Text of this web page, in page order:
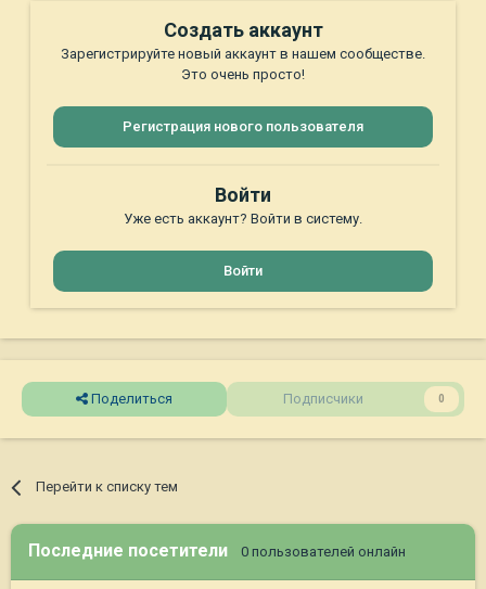
Создать аккаунт
Зарегистрируйте новый аккаунт в нашем сообществе.
Это очень просто!
Регистрация нового пользователя
Войти
Уже есть аккаунт? Войти в систему.
Войти
Поделиться Подписчики 0
Перейти к списку тем
Последние посетители 0 пользователей онлайн